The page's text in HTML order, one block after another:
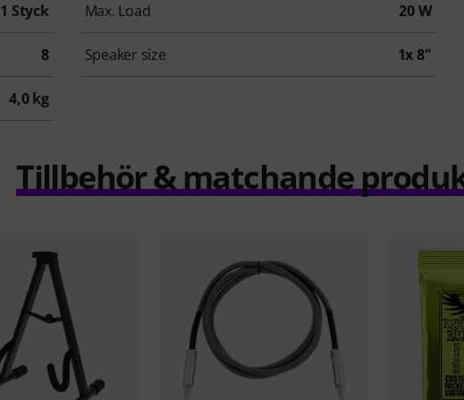
1 Styck Max. Load 20 W
8 Speaker size 1x 8"
4,0 kg
Tillbehör & matchande